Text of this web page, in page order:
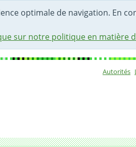
optimale de navigation. En
sur notre politique en matière
Autorités